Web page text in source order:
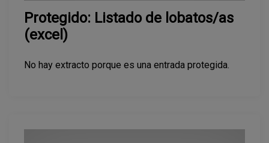
Protegido: Listado de lobatos/as
(excel)
No hay extracto porque es una entrada protegida.